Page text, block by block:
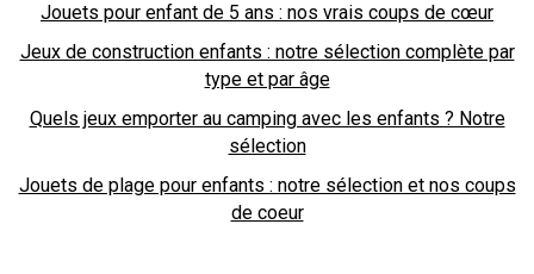
Jouets pour enfant de 5 ans : nos vrais coups de cœur
Jeux de construction enfants : notre sélection complète par
type et par âge
Quels jeux emporter au camping avec les enfants ? Notre
sélection
Jouets de plage pour enfants : notre sélection et nos coups
de coeur